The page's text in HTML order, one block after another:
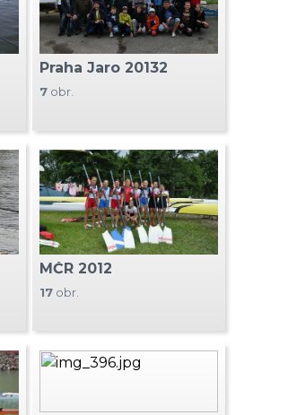
Praha Jaro 20132
7 obr.
MČR 2012
17 obr.